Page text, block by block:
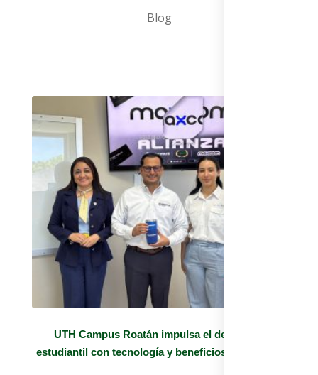
Blog
UTH Campus Roatán impulsa el desarrollo
estudiantil con tecnología y beneficios exclusivos